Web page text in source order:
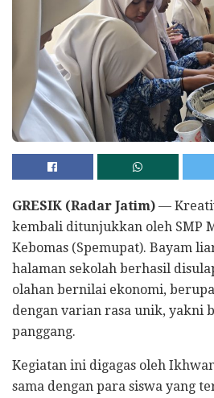
GRESIK (Radar Jatim) —
kembali ditunjukkan oleh SMP
Kebomas (Spemupat). Bayam
halaman sekolah berhasil
olahan bernilai ekonomi,
dengan varian rasa unik, yakni
panggang.
Kegiatan ini digagas oleh
sama dengan para siswa yang